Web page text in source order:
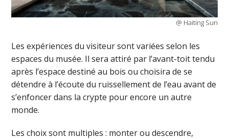
@ Haiting Sun
Les expériences du visiteur sont variées selon les
espaces du musée. Il sera attiré par l’avant-toit tendu
après l’espace destiné au bois ou choisira de se
détendre à l’écoute du ruissellement de l’eau avant de
s’enfoncer dans la crypte pour encore un autre
monde.
Les choix sont multiples : monter ou descendre,